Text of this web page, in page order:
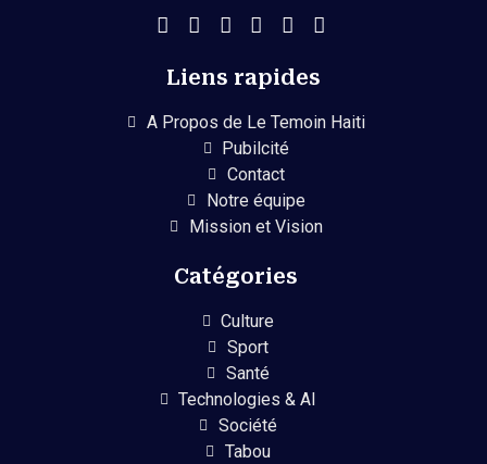
Liens rapides
A Propos de Le Temoin Haiti
Pubilcité
Contact
Notre équipe
Mission et Vision
Catégories
Culture
Sport
Santé
Technologies & AI
Société
Tabou